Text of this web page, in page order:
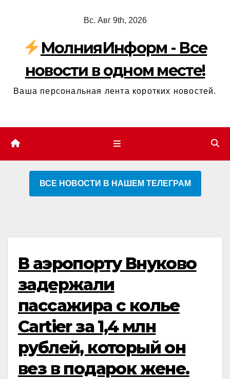
содержимому
Вс. Авг 9th, 2026
МолнияИнформ - Все
новости в одном месте!
Ваша персональная лента коротких новостей.
ВСЕ НОВОСТИ В НАШЕМ ТЕЛЕГРАМ
В аэропорту Внуково
задержали
пассажира с колье
Cartier за 1,4 млн
рублей, который он
вез в подарок жене.